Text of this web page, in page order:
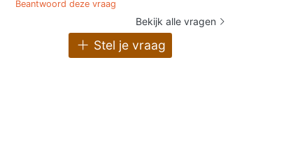
Beantwoord deze vraag
Bekijk alle vragen
Stel je vraag